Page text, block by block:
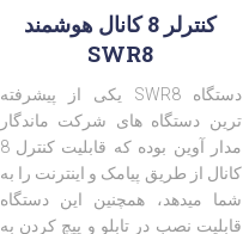
کنترلر 8 کانال هوشمند
SWR8
دستگاه SWR8 یکی از پیشرفته
ترین دستگاه های شرکت ماندگار
مدار آوین بوده که قابلیت کنترل 8
کانال از طریق پیامک و اینترنت را به
شما میدهد، همچنین این دستگاه
قابلیت نصب در تابلو و پیچ کردن به